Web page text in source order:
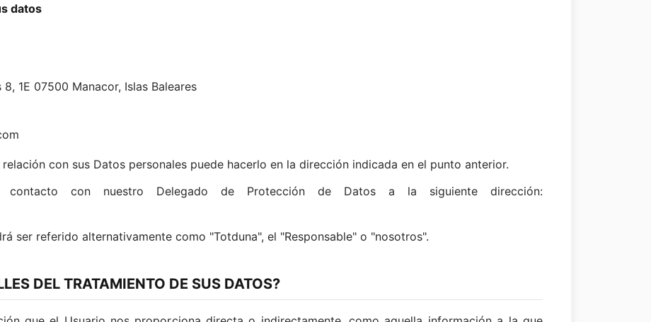
datos
1E 07500 Manacor, Islas Baleares
con sus Datos personales puede hacerlo en la dirección indicada en el punto anterior.
contacto con nuestro Delegado de Protección de Datos a la siguiente dirección:
ser referido alternativamente como "Totduna", el "Responsable" o "nosotros".
DEL TRATAMIENTO DE SUS DATOS?